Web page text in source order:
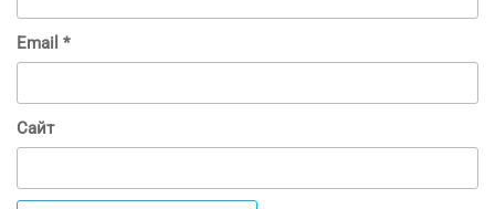
Email *
Сайт